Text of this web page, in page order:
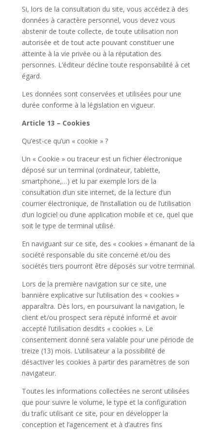
Si, lors de la consultation du site, vous accédez à des
données à caractère personnel, vous devez vous
abstenir de toute collecte, de toute utilisation non
autorisée et de tout acte pouvant constituer une
atteinte à la vie privée ou à la réputation des
personnes. L’éditeur décline toute responsabilité à cet
égard.
Les données sont conservées et utilisées pour une
durée conforme à la législation en vigueur.
Article 13 – Cookies​
Qu’est-ce qu’un « cookie » ?
Un « Cookie » ou traceur est un fichier électronique
déposé sur un terminal (ordinateur, tablette,
smartphone,…) et lu par exemple lors de la
consultation d’un site internet, de la lecture d’un
courrier électronique, de l’installation ou de l’utilisation
d’un logiciel ou d’une application mobile et ce, quel que
soit le type de terminal utilisé.
En naviguant sur ce site, des « cookies » émanant de la
société responsable du site concerné et/ou des
sociétés tiers pourront être déposés sur votre terminal.
Lors de la première navigation sur ce site, une
bannière explicative sur l’utilisation des « cookies »
apparaîtra. Dès lors, en poursuivant la navigation, le
client et/ou prospect sera réputé informé et avoir
accepté l’utilisation desdits « cookies ». Le
consentement donné sera valable pour une période de
treize (13) mois. L’utilisateur a la possibilité de
désactiver les cookies à partir des paramètres de son
navigateur.
Toutes les informations collectées ne seront utilisées
que pour suivre le volume, le type et la configuration
du trafic utilisant ce site, pour en développer la
conception et l’agencement et à d’autres fins